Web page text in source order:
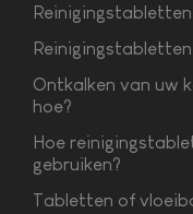
Reinigingstabletten
Ontkalken van uw
hoe?
Hoe
gebruiken?
Tabletten of